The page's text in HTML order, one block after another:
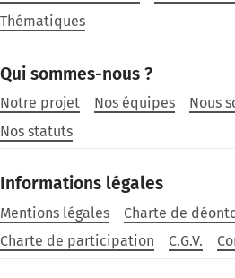
Thématiques
Qui sommes-nous ?
Notre projet Nos équipes Nous
Nos statuts
Informations légales
Mentions légales
Charte de
Charte de participation
C.G.V.